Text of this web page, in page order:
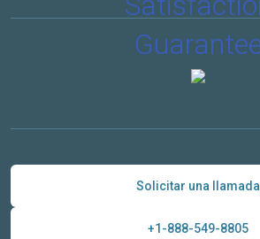
Solicitar una llamada
+1-888-549-8805